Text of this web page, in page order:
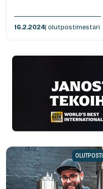
16.2.2024| olutpostimestari
OLUTPOSTI